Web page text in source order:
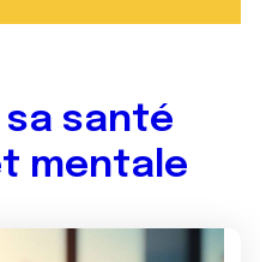
santé
mentale